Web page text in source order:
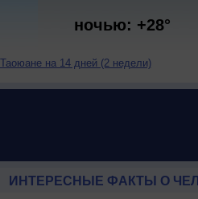
ночью: +28°
на 14 дней (2 недели)
ИНТЕРЕСНЫЕ ФАКТЫ О